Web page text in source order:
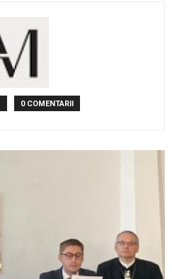
0 COMENTARII